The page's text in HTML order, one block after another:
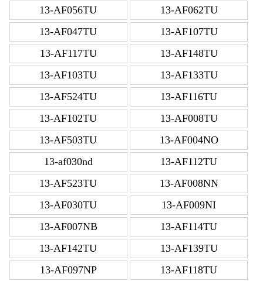
13-AF056TU
13-AF062TU
13-AF047TU
13-AF107TU
13-AF117TU
13-AF148TU
13-AF103TU
13-AF133TU
13-AF524TU
13-AF116TU
13-AF102TU
13-AF008TU
13-AF503TU
13-AF004NO
13-af030nd
13-AF112TU
13-AF523TU
13-AF008NN
13-AF030TU
13-AF009NI
13-AF007NB
13-AF114TU
13-AF142TU
13-AF139TU
13-AF097NP
13-AF118TU